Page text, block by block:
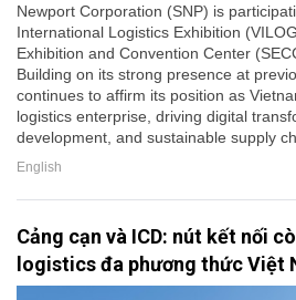
Newport Corporation (SNP) is
International Logistics Exhibition
Exhibition and Convention Center
Building on its strong presence at
continues to affirm its position as
logistics enterprise, driving digital
development, and sustainable supply
English
Cảng cạn và ICD: nút kết nối
logistics đa phương thức Việt